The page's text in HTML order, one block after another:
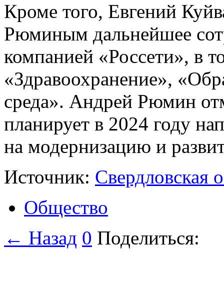
Кроме того, Евгений
Рюминым дальнейшее
компанией «Россети», в
«Здравоохранение»,
среда». Андрей Рюмин
планирует в 2024 году
на модернизацию и
Источник: Свердловская
Общество
← Назад 0 Поделиться: